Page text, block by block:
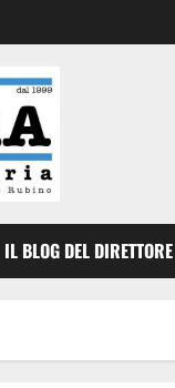
IL BLOG DEL DIRETTORE